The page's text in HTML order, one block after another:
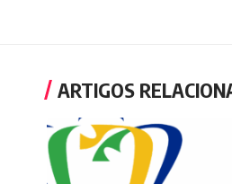
ARTIGOS